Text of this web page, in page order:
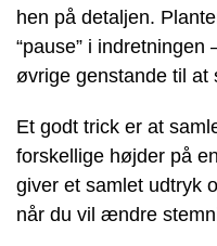
hen på detaljen.
“pause” i
øvrige genstande til at
Et godt trick er at
forskellige højder på
giver et samlet udtryk
når du vil ændre